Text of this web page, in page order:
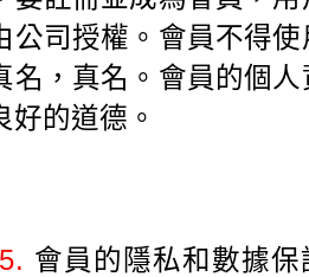
公司授權。會員不得
名，真名。會員的個
好的道德。
會員的隱私和數據保